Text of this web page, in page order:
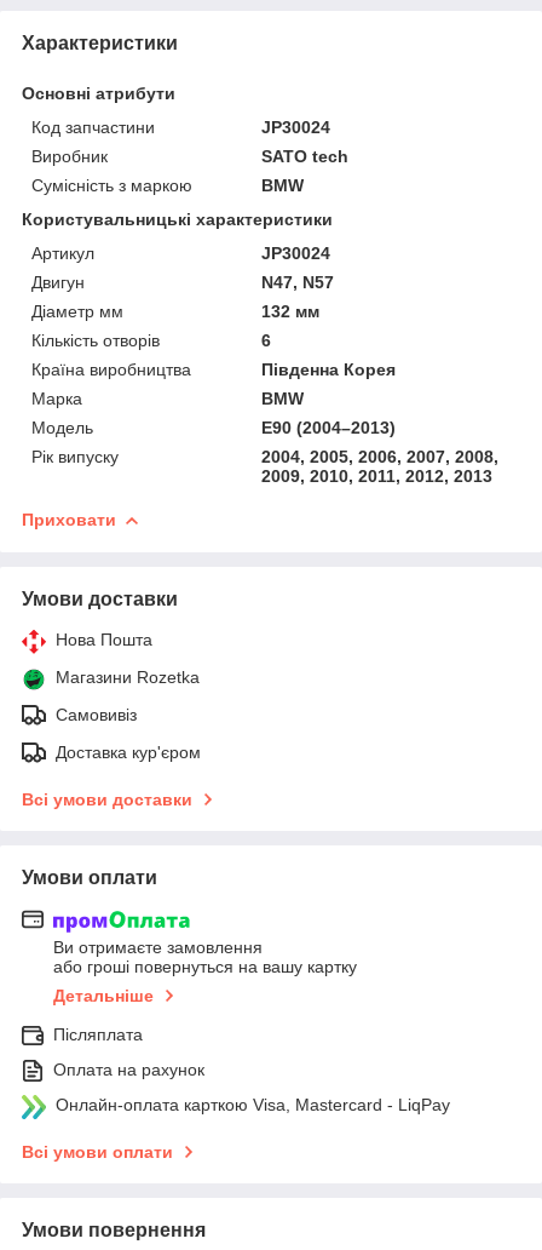
Характеристики
Основні атрибути
Код запчастини
JP30024
Виробник
SATO tech
Сумісність з маркою
BMW
Користувальницькі характеристики
Артикул
JP30024
Двигун
N47, N57
Діаметр мм
132 мм
Кількість отворів
6
Країна виробництва
Південна Корея
Марка
BMW
Мoдель
E90 (2004–2013)
Рік випуску
2004, 2005, 2006, 2007, 2008,
2009, 2010, 2011, 2012, 2013
Приховати
Умови доставки
Нова Пошта
Магазини Rozetka
Самовивіз
Доставка кур'єром
Всі умови доставки
Умови оплати
Ви отримаєте замовлення
або гроші повернуться на вашу картку
Детальніше
Післяплата
Оплата на рахунок
Онлайн-оплата карткою Visa, Mastercard - LiqPay
Всі умови оплати
Умови повернення